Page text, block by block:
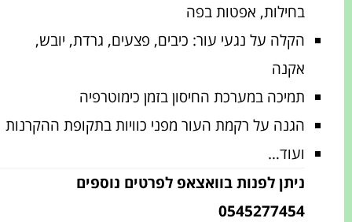
בחילות, אפטות בפה
הקלה על נגעי עור: כיבים, פצעים, גרדת, יובש,
אקנה
תמיכה במערכת החיסון בזמן כימוטרפיה
הגנה על רקמת העור מפני כוויות בתקופת ההקרנות
ועוד…
ניתן לפנות בוואצאפ לפרטים נוספים
0545277454